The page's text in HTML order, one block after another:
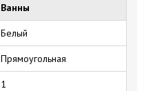
Ванны
Белый
Прямоугольная
1